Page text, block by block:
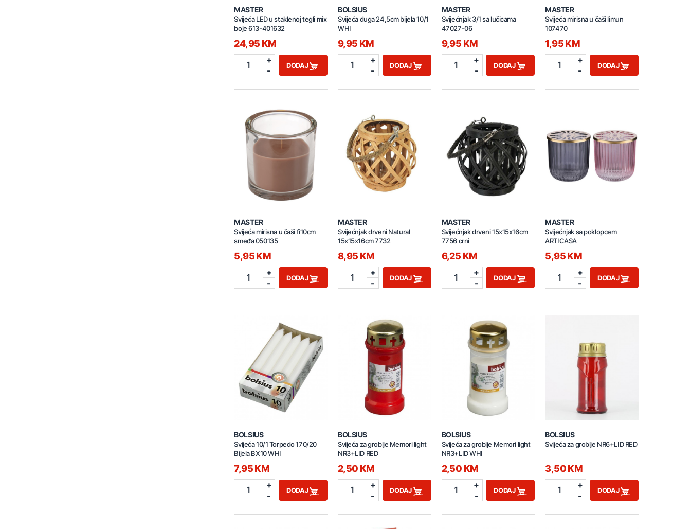
MASTER
Svijeća LED u staklenoj tegli mix
boje 613-401632
24,95 KM
1
+
-
DODAJ
BOLSIUS
Svijeća duga 24,5cm bijela 10/1
WHI
9,95 KM
1
+
-
DODAJ
MASTER
Svijećnjak 3/1 sa lučicama
47027-06
9,95 KM
1
+
-
DODAJ
MASTER
Svijeća mirisna u čaši limun
107470
1,95 KM
1
+
-
DODAJ
MASTER
Svijeća mirisna u čaši fi10cm
smeđa 050135
5,95 KM
1
+
-
DODAJ
MASTER
Svijećnjak drveni Natural
15x15x16cm 7732
8,95 KM
1
+
-
DODAJ
MASTER
Svijećnjak drveni 15x15x16cm
7756 crni
6,25 KM
1
+
-
DODAJ
MASTER
Svijećnjak sa poklopcem
ARTICASA
5,95 KM
1
+
-
DODAJ
BOLSIUS
Svijeća 10/1 Torpedo 170/20
Bijela BX10 WHI
7,95 KM
1
+
-
DODAJ
BOLSIUS
Svijeća za groblje Memori light
NR3+LID RED
2,50 KM
1
+
-
DODAJ
BOLSIUS
Svijeća za groblje Memori light
NR3+LID WHI
2,50 KM
1
+
-
DODAJ
BOLSIUS
Svijeća za groblje NR6+LID RED
3,50 KM
1
+
-
DODAJ